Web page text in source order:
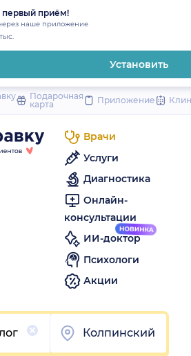
первый приём!
наше приложение
Установить
Закрыть
Подарочная
карта
Приложение
Врачи
Услуги
Диагностика
Онлайн-
консультации
ИИ-доктор
Психологи
Акции
Колпинский